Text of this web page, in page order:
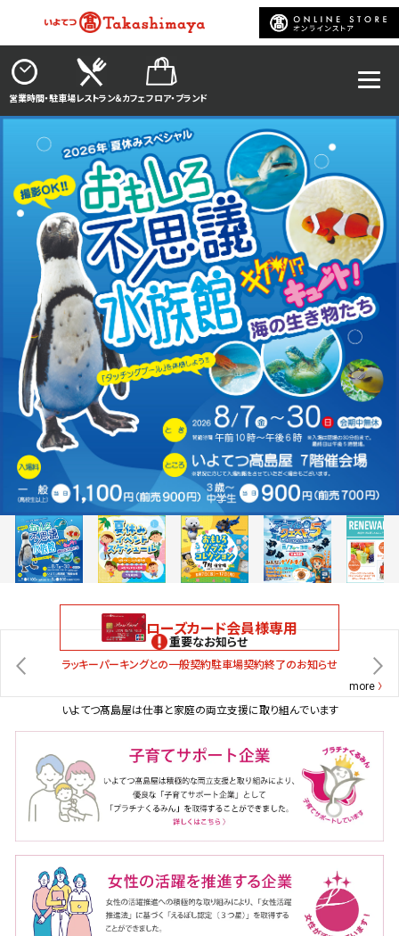
営業時間・駐車場レストラン＆カフェフロア・ブランド
ローズカード会員様専用
重要なお知らせ
ラッキーパーキングとの一般契約駐車場契約終了のお知らせ
more
いよてつ髙島屋は仕事と家庭の両立支援に取り組んでいます